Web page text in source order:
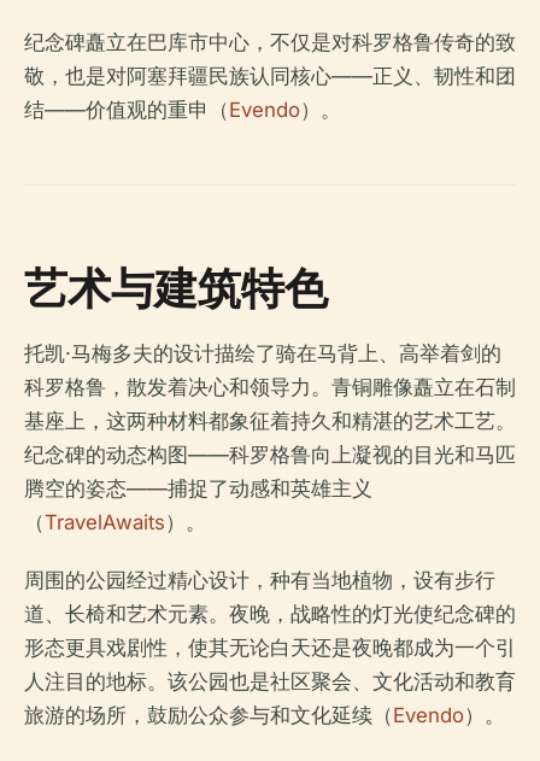
纪念碑矗立在巴库市中心，不仅是对科罗格鲁传奇的致
敬，也是对阿塞拜疆民族认同核心——正义、韧性和团
结——价值观的重申（Evendo）。
艺术与建筑特色
托凯·马梅多夫的设计描绘了骑在马背上、高举着剑的
科罗格鲁，散发着决心和领导力。青铜雕像矗立在石制
基座上，这两种材料都象征着持久和精湛的艺术工艺。
纪念碑的动态构图——科罗格鲁向上凝视的目光和马匹
腾空的姿态——捕捉了动感和英雄主义
（TravelAwaits）。
周围的公园经过精心设计，种有当地植物，设有步行
道、长椅和艺术元素。夜晚，战略性的灯光使纪念碑的
形态更具戏剧性，使其无论白天还是夜晚都成为一个引
人注目的地标。该公园也是社区聚会、文化活动和教育
旅游的场所，鼓励公众参与和文化延续（Evendo）。